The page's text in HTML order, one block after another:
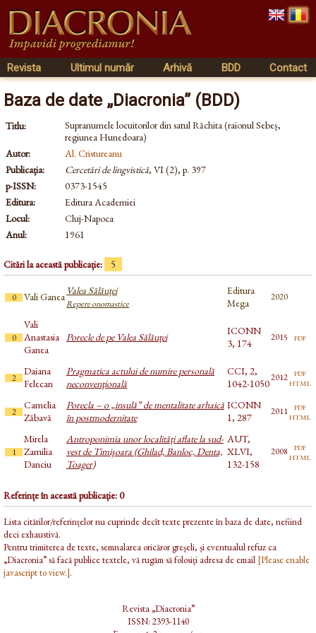
Revista Ultimul număr Arhivă BDD Contact
Baza de date „Diacronia” (BDD)
Titlu:
Supranumele locuitorilor din satul Răchita (raionul Sebeș,
regiunea Hunedoara)
Autor:
Al. Cristureanu
Publicația:
Cercetări de lingvistică, VI (2), p. 397
p-ISSN:
0373-1545
Editura:
Editura Academiei
Locul:
Cluj-Napoca
Anul:
1961
Citări la această publicație: 5
0 Vali Ganea Valea Sălăuței
Repere onomastice
Editura
Mega
2020
0
Vali
Anastasia
Ganea
Porecle de pe Valea Sălăuței
ICONN
3, 174
2015 pdf
2
Daiana
Felecan
Pragmatica actului de numire personală
neconvenţională
CCI, 2,
1042-10502012 pdf
html
2
Camelia
Zăbavă
Porecla – o „insulă” de mentalitate arhaică
în postmodernitate
ICONN
1, 287
2011 pdf
html
1
Mirela
Zamilia
Danciu
Antroponimia unor localități aflate la sud-
vest de Timişoara (Ghilad, Banloc, Denta,
Toager)
AUT,
XLVI,
132-158
2008 pdf
html
Referințe în această publicație: 0
Lista citărilor/referințelor nu cuprinde decît texte prezente în baza de date, nefiind
deci exhaustivă.
Pentru trimiterea de texte, semnalarea oricăror greșeli, și eventualul refuz ca
„Diacronia” să facă publice textele, vă rugăm să folosiți adresa de email [Please enable
javascript to view.].
Revista „Diacronia”
ISSN: 2393-1140